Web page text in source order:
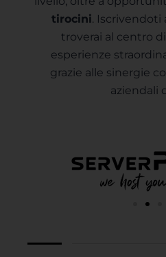
tirocini. Iscrivendoti
troverai al centro
esperienze
grazie alle sinergie
aziendali